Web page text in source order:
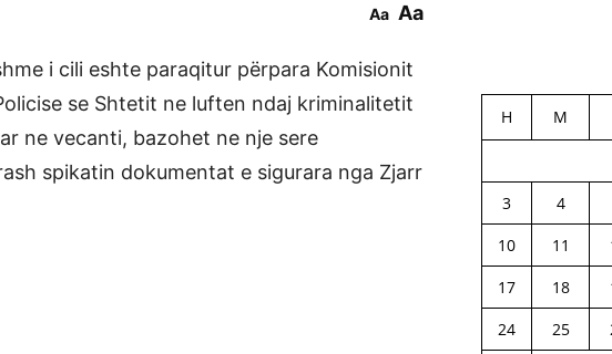
Aa Aa
i cili eshte paraqitur përpara Komisionit
se Shtetit ne luften ndaj kriminalitetit
ne vecanti, bazohet ne nje sere
spikatin dokumentat e sigurara nga Zjarr
H M
3
4
10
11
17
18
24
25